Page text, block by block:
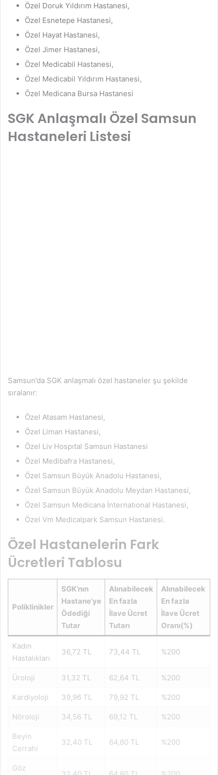
Özel Doruk Yıldırım Hastanesi,
Özel Esnetepe Hastanesi,
Özel Hayat Hastanesi,
Özel Jimer Hastanesi,
Özel Medicabil Hastanesi,
Özel Medicabil Yıldırım Hastanesi,
Özel Medicana Bursa Hastanesi
SGK Anlaşmalı Özel Samsun
Hastaneleri Listesi
Samsun’da SGK anlaşmalı özel hastaneler şu şekilde
sıralanır:
Özel Atasam Hastanesi,
Özel Liman Hastanesi,
Özel Liv Hospıtal Samsun Hastanesi
Özel Medibafra Hastanesi,
Özel Samsun Büyük Anadolu Hastanesi,
Özel Samsun Büyük Anadolu Meydan Hastanesi,
Özel Samsun Medicana İnternatıonal Hastanesi,
Özel Vm Medicalpark Samsun Hastanesi.
Özel Hastanelerin Fark
Ücretleri Tablosu
Poliklinikler
SGK’nın
Hastane’ye
Ödediği
Tutar
Alınabilecek
En fazla
İlave Ücret
Tutarı
Alınabilecek
En fazla
İlave Ücret
Oranı(%)
Kadın
Hastalıkları
36,72 TL 73,44 TL %200
Üroloji 31,32 TL 62,64 TL %200
Kardiyoloji 39,96 TL 79,92 TL %200
Nöroloji 34,56 TL 69,12 TL %200
Beyin
Cerrahi
32,40 TL 64,80 TL %200
Göz